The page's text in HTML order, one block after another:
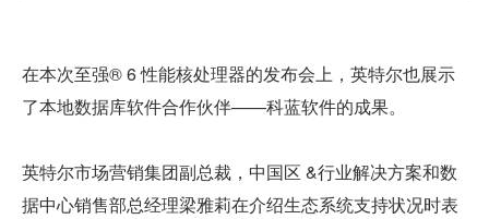
在本次至强® 6 性能核处理器的发布会上，英特尔也展示
了本地数据库软件合作伙伴——科蓝软件的成果。
英特尔市场营销集团副总裁，中国区 &行业解决方案和数
据中心销售部总经理梁雅莉在介绍生态系统支持状况时表